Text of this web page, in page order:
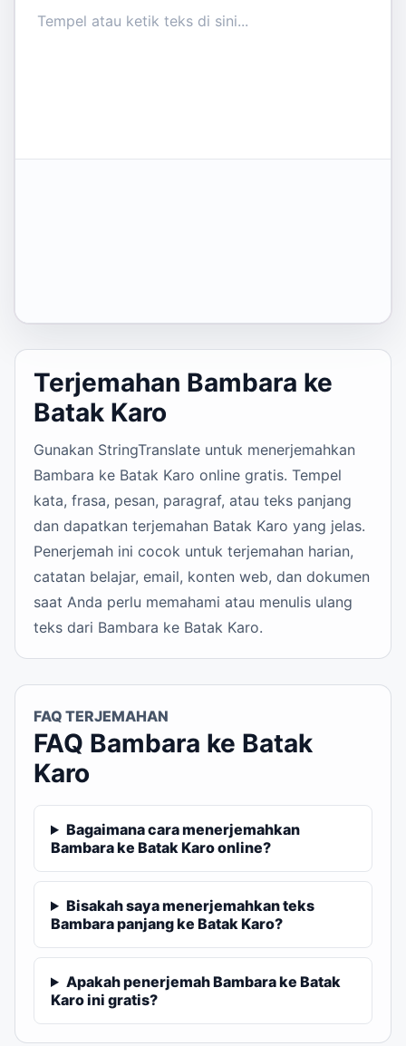
Terjemahan Bambara ke
Batak Karo
Gunakan StringTranslate untuk menerjemahkan
Bambara ke Batak Karo online gratis. Tempel
kata, frasa, pesan, paragraf, atau teks panjang
dan dapatkan terjemahan Batak Karo yang jelas.
Penerjemah ini cocok untuk terjemahan harian,
catatan belajar, email, konten web, dan dokumen
saat Anda perlu memahami atau menulis ulang
teks dari Bambara ke Batak Karo.
FAQ TERJEMAHAN
FAQ Bambara ke Batak
Karo
Bagaimana cara menerjemahkan
Bambara ke Batak Karo online?
Bisakah saya menerjemahkan teks
Bambara panjang ke Batak Karo?
Apakah penerjemah Bambara ke Batak
Karo ini gratis?